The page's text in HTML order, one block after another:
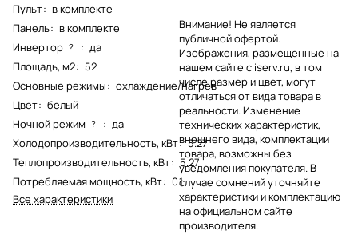
Пульт: в комплекте
Панель: в комплекте
Инвертор ? : да
Площадь, м2: 52
Основные режимы: охлаждение/нагрев
Цвет: белый
Ночной режим ? : да
Холодопроизводительность, кВт: 5.27
Теплопроизводительность, кВт: 5.27
Потребляемая мощность, кВт: 0.1
Все характеристики
Внимание! Не является
публичной офертой.
Изображения, размещенные на
нашем сайте cliserv.ru, в том
числе размер и цвет, могут
отличаться от вида товара в
реальности. Изменение
технических характеристик,
внешнего вида, комплектации
товара, возможны без
уведомления покупателя. В
случае сомнений уточняйте
характеристики и комплектацию
на официальном сайте
производителя.